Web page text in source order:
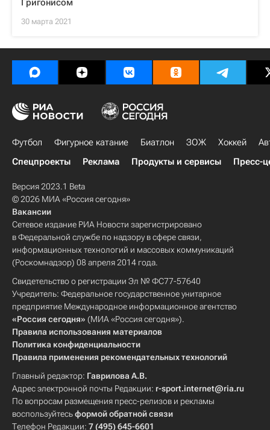
Григонисом
30 марта 2021
Футбол Фигурное катание Биатлон ЗОЖ Хоккей
Спецпроекты
Реклама Продукты и сервисы Пресс-
Версия 2023.1 Beta
© 2026 МИА «Россия сегодня»
Вакансии
Сетевое издание РИА Новости зарегистрировано
в Федеральной службе по надзору в сфере связи,
информационных технологий и массовых коммуникаций
(Роскомнадзор) 08 апреля 2014 года.
Свидетельство о регистрации Эл № ФС77-57640
Учредитель: Федеральное государственное унитарное
предприятие Международное информационное агентство
«Россия сегодня» (МИА «Россия сегодня»).
Правила использования материалов
Политика конфиденциальности
Правила применения рекомендательных технологий
Главный редактор: Гаврилова А.В.
Адрес электронной почты Редакции: r-sport.internet@ria.ru
По вопросам размещения пресс-релизов и рекламы
воспользуйтесьформой обратной связи
Телефон Редакции: 7 (495) 645-6601